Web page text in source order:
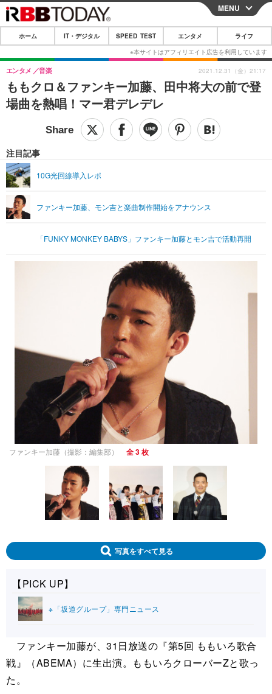
CLOSE
ホーム
IT・デジタル
IT・デジタルTOP スマートフォン
ショッピング その他
SPEED TEST
エンタメTOP 映画・ドラマ
グラビア ブログ
ショッピング その他
ライフTOP
リリース一覧
プッシュ通知の停止方法
MENU
ホーム IT・デジタル SPEED TEST エンタメ ライフ
ももクロ＆ファンキー加藤、田中将大の前で登
場曲を熱唱！マー君デレデレ
エンタメ 音楽
注目記事
10G光回線導入レポ
ファンキー加藤、モン吉と楽曲制作開始をアナウンス
「FUNKY MONKEY BABYS」ファンキー加藤とモン吉で活動再開
2021.12.31（金）21:17
ファンキー加藤（撮影：編集部） 全 3 枚
写真をすべて見る
【PICK UP】
※「坂道グループ」専門ニュース
ファンキー加藤が、31日放送の『第5回 ももいろ歌合
戦』（ABEMA）に生出演。ももいろクローバーZと歌っ
た。